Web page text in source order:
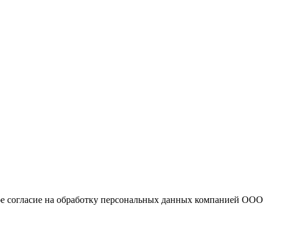
на обработку персональных данных компанией ООО